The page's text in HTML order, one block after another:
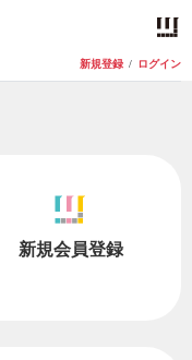
新規登録 / ログイン
新規会員登録